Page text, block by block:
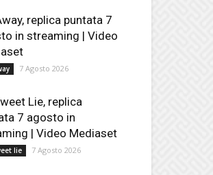
replica puntata 7
in streaming | Video
7 Agosto 2026
Lie, replica
7 agosto in
| Video Mediaset
lie 7 Agosto 2026